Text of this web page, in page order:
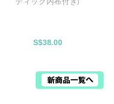
ティック内布付き)
S$38.00